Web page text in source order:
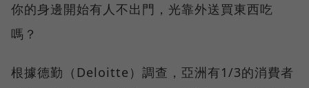
你的身邊開始有人不出門，光靠外送買東西吃
嗎？
根據德勤（Deloitte）調查，亞洲有1/3的消費者